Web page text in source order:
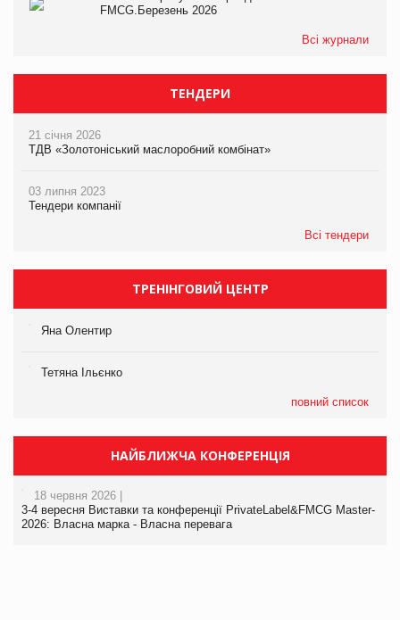
FMCG.Березень 2026
Всі журнали
ТЕНДЕРИ
21 січня 2026
ТДВ «Золотоніський маслоробний комбінат»
03 липня 2023
Тендери компанії
Всі тендери
ТРЕНІНГОВИЙ ЦЕНТР
Яна Олентир
Тетяна Ільєнко
повний список
НАЙБЛИЖЧА КОНФЕРЕНЦІЯ
18 червня 2026 |
3-4 вересня Виставки та конференції PrivateLabel&FMCG Master-
2026: Власна марка - Власна перевага